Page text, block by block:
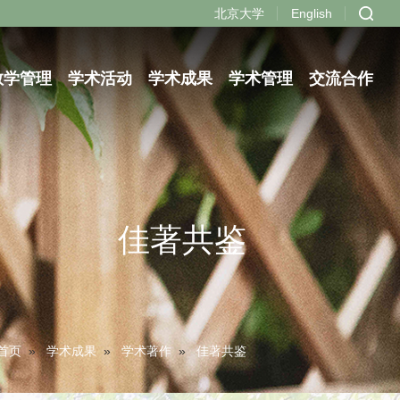
北京大学 English
学管理 学术活动 学术成果 学术管理 交流合作
佳著共鉴
页 » 学术成果 » 学术著作 » 佳著共鉴